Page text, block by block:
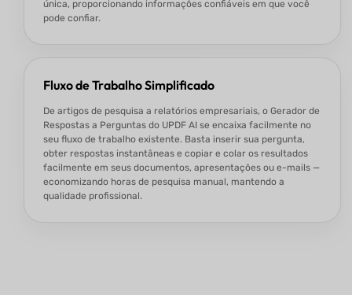
única, proporcionando informações confiáveis em que você
pode confiar.
Fluxo de Trabalho Simplificado
De artigos de pesquisa a relatórios empresariais, o Gerador de
Respostas a Perguntas do UPDF AI se encaixa facilmente no
seu fluxo de trabalho existente. Basta inserir sua pergunta,
obter respostas instantâneas e copiar e colar os resultados
facilmente em seus documentos, apresentações ou e-mails —
economizando horas de pesquisa manual, mantendo a
qualidade profissional.